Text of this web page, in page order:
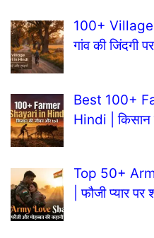
100+
गांव की जिंदगी
Best 100+
Hindi | किसान
Top 50+
| फौजी प्यार पर